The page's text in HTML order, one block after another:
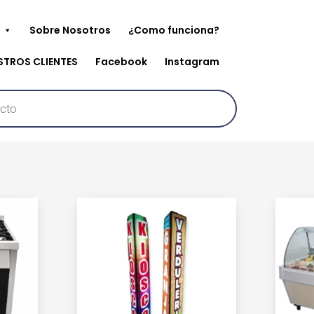
Sobre Nosotros ¿Como funciona?
CLIENTES Facebook
Instagram